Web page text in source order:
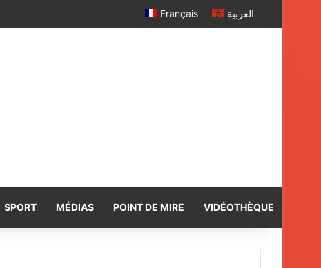
Français العربية
SPORT MÉDIAS POINT DE MIRE VIDÉOTHÈQUE